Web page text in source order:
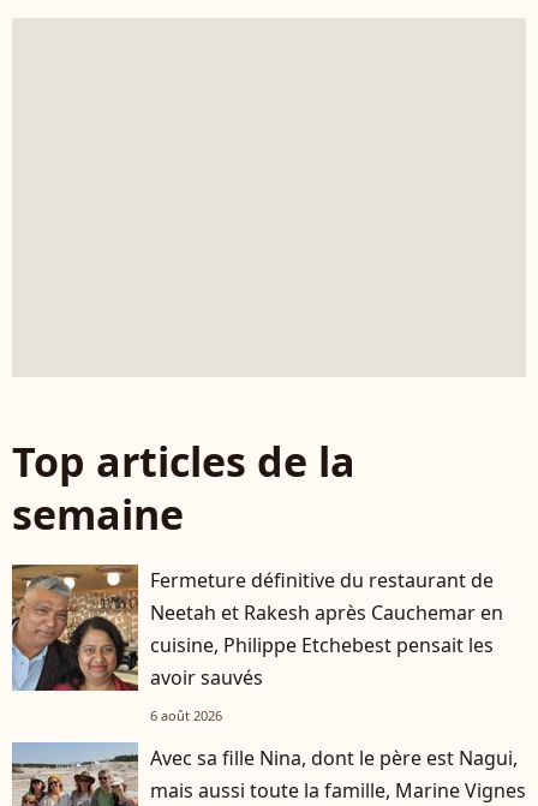
Top articles de la
semaine
Fermeture définitive du restaurant de
Neetah et Rakesh après Cauchemar en
cuisine, Philippe Etchebest pensait les
avoir sauvés
6 août 2026
Avec sa fille Nina, dont le père est Nagui,
mais aussi toute la famille, Marine Vignes